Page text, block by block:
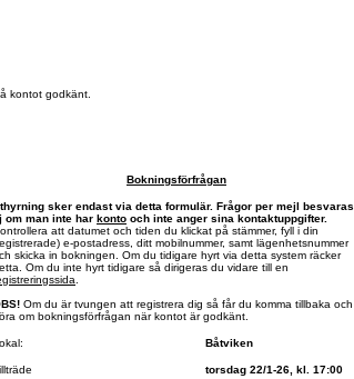
kontot godkänt.
Bokningsförfrågan
sker endast via detta formulär. Frågor per mejl besvaras
om man inte har konto och inte anger sina kontaktuppgifter.
att datumet och tiden du klickat på stämmer, fyll i din
e-postadress, ditt mobilnummer, samt lägenhetsnummer
skicka in bokningen. Om du tidigare hyrt via detta system räcker
Om du inte hyrt tidigare så dirigeras du vidare till en
Om du är tvungen att registrera dig så får du komma tillbaka och
om bokningsförfrågan när kontot är godkänt.
Båtviken
torsdag 22/1-26, kl. 17:00